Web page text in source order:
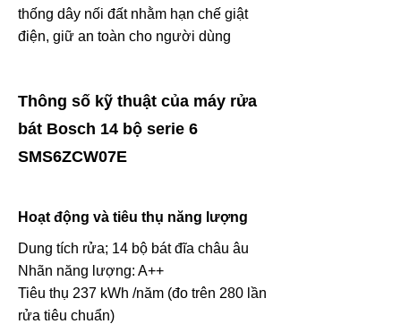
thống dây nối đất nhằm hạn chế giật
điện, giữ an toàn cho người dùng
Thông số kỹ thuật của máy rửa
bát Bosch 14 bộ serie 6
SMS6ZCW07E
Hoạt động và tiêu thụ năng lượng
Dung tích rửa; 14 bộ bát đĩa châu âu
Nhãn năng lượng: A++
Tiêu thụ 237 kWh /năm (đo trên 280 lần
rửa tiêu chuẩn)